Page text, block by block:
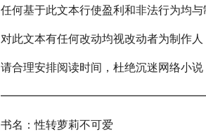
任何基于此文本行使盈利和非法行为均与
对此文本有任何改动均视改动者为制作
请合理安排阅读时间，杜绝沉迷网络小说
书名：性转萝莉不可爱